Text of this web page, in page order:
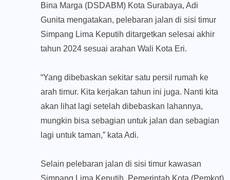
Bina Marga (DSDABM) Kota Surabaya, Adi
Gunita mengatakan, pelebaran jalan di sisi timur
Simpang Lima Keputih ditargetkan selesai akhir
tahun 2024 sesuai arahan Wali Kota Eri.
“Yang dibebaskan sekitar satu persil rumah ke
arah timur. Kita kerjakan tahun ini juga. Nanti kita
akan lihat lagi setelah dibebaskan lahannya,
mungkin bisa sebagian untuk jalan dan sebagian
lagi untuk taman,” kata Adi.
Selain pelebaran jalan di sisi timur kawasan
Simpang Lima Keputih, Pemerintah Kota (Pemkot)